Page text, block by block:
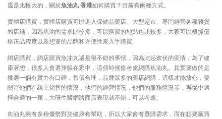
還是比較大的，關於魚油丸 香港如何購買？目前有兩種方式。
實體店購買，實體店購買可以進入保健品藥店、大型超市、專門經營各種雜貨
的店鋪，因為魚油的需求比較多，可以購買的地點也比較多，大家可以根據價
格正品程度以及想要的品牌和方便性來入手購買。
網店購買，網店購買魚油丸還是很不錯的事情，因為此起彼伏的疫情，為了健
康著想，很多人會選擇躲在家中，這個時候會考慮網購魚油丸。其實要做的是
挑選一個有實力有口碑，售價合理，品牌眾多的藥店網購，這樣才能放心，要
關注他們在線上銷售的情況，他們的經營情況，他們的服務情況等，再從中選
擇合適的一家，大研生醫網路商店表現就不錯，可以考慮。
魚油丸擁有多種優勢對於健康有幫助，所以大家會有選購需求，而在想要購買